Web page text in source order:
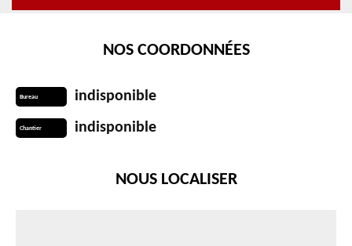
NOS COORDONNÉES
Bureau indisponible
Chantier indisponible
NOUS LOCALISER